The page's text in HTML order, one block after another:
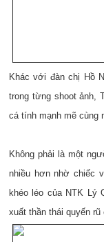
Khác với đàn chị Hồ
trong từng shoot ảnh,
cá tính mạnh mẽ cùng
Không phải là một
nhiều hơn nhờ chiếc
khéo léo của NTK Lý
xuất thần thái quyến